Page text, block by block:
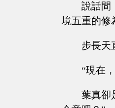
說話間
境五重的修
步長天
“現在
葉真卻